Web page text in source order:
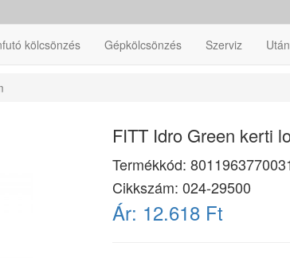
kölcsönzés Gépkölcsönzés Szerviz
FITT Idro Green kerti
Termékkód:
Cikkszám: 024-29500
Ár: 12.618 Ft